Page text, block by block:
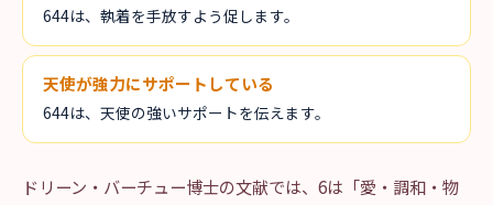
644は、執着を手放すよう促します。
天使が強力にサポートしている
644は、天使の強いサポートを伝えます。
ドリーン・バーチュー博士の文献では、6は「愛・調和・物